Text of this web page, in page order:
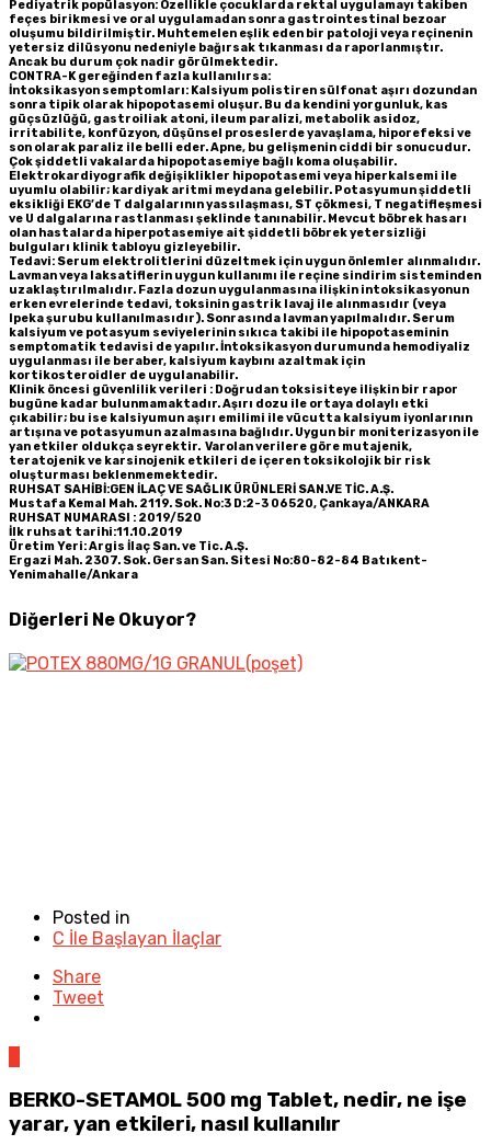
Pediyatrik popülasyon: Özellikle çocuklarda rektal uygulamayı takiben
feçes birikmesi ve oral uygulamadan sonra gastrointestinal bezoar
oluşumu bildirilmiştir. Muhtemelen eşlik eden bir patoloji veya reçinenin
yetersiz dilüsyonu nedeniyle bağırsak tıkanması da raporlanmıştır.
Ancak bu durum çok nadir görülmektedir.
CONTRA-K gereğinden fazla kullanılırsa:
İntoksikasyon semptomları: Kalsiyum polistiren sülfonat aşırı dozundan
sonra tipik olarak hipopotasemi oluşur. Bu da kendini yorgunluk, kas
güçsüzlüğü, gastroiliak atoni, ileum paralizi, metabolik asidoz,
irritabilite, konfüzyon, düşünsel proseslerde yavaşlama, hiporefeksi ve
son olarak paraliz ile belli eder. Apne, bu gelişmenin ciddi bir sonucudur.
Çok şiddetli vakalarda hipopotasemiye bağlı koma oluşabilir.
Elektrokardiyografik değişiklikler hipopotasemi veya hiperkalsemi ile
uyumlu olabilir; kardiyak aritmi meydana gelebilir. Potasyumun şiddetli
eksikliği EKG’de T dalgalarının yassılaşması, ST çökmesi, T negatifleşmesi
ve U dalgalarına rastlanması şeklinde tanınabilir. Mevcut böbrek hasarı
olan hastalarda hiperpotasemiye ait şiddetli böbrek yetersizliği
bulguları klinik tabloyu gizleyebilir.
Tedavi: Serum elektrolitlerini düzeltmek için uygun önlemler alınmalıdır.
Lavman veya laksatiflerin uygun kullanımı ile reçine sindirim sisteminden
uzaklaştırılmalıdır. Fazla dozun uygulanmasına ilişkin intoksikasyonun
erken evrelerinde tedavi, toksinin gastrik lavaj ile alınmasıdır (veya
Ipeka şurubu kullanılmasıdır). Sonrasında lavman yapılmalıdır. Serum
kalsiyum ve potasyum seviyelerinin sıkıca takibi ile hipopotaseminin
semptomatik tedavisi de yapılır. İntoksikasyon durumunda hemodiyaliz
uygulanması ile beraber, kalsiyum kaybını azaltmak için
kortikosteroidler de uygulanabilir.
Klinik öncesi güvenlilik verileri : Doğrudan toksisiteye ilişkin bir rapor
bugüne kadar bulunmamaktadır. Aşırı dozu ile ortaya dolaylı etki
çıkabilir; bu ise kalsiyumun aşırı emilimi ile vücutta kalsiyum iyonlarının
artışına ve potasyumun azalmasına bağlıdır. Uygun bir moniterizasyon ile
yan etkiler oldukça seyrektir. Varolan verilere göre mutajenik,
teratojenik ve karsinojenik etkileri de içeren toksikolojik bir risk
oluşturması beklenmemektedir.
RUHSAT SAHİBİ:GEN İLAÇ VE SAĞLIK ÜRÜNLERİ SAN.VE TİC. A.Ş.
Mustafa Kemal Mah. 2119. Sok. No:3 D:2-3 06520, Çankaya/ANKARA
RUHSAT NUMARASI : 2019/520
İlk ruhsat tarihi:11.10.2019
Üretim Yeri: Argis İlaç San. ve Tic. A.Ş.
Ergazi Mah. 2307. Sok. Gersan San. Sitesi No:80-82-84 Batıkent-
Yenimahalle/Ankara
Diğerleri Ne Okuyor?
Posted in
C İle Başlayan İlaçlar
Share
Tweet
BERKO-SETAMOL 500 mg Tablet, nedir, ne işe
yarar, yan etkileri, nasıl kullanılır